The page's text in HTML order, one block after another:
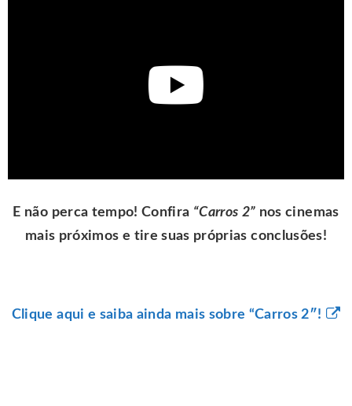
E não perca tempo! Confira “Carros 2” nos cinemas
mais próximos e tire suas próprias conclusões!
Clique aqui e saiba ainda mais sobre “Carros 2″!